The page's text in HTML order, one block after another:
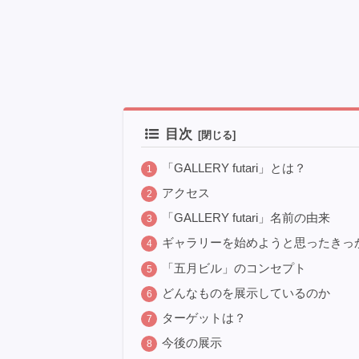
目次
「GALLERY futari」とは？
アクセス
「GALLERY futari」名前の由来
ギャラリーを始めようと思ったきっ
「五月ビル」のコンセプト
どんなものを展示しているのか
ターゲットは？
今後の展示